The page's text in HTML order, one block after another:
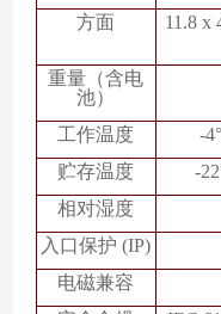
方面
11.8 x
重量（含电
池）
工作温度
-
贮存温度
-
相对湿度
入口保护 (IP)
电磁兼容